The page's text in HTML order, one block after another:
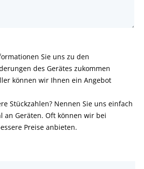
Sie uns zu den
des Gerätes zukommen
können wir Ihnen ein Angebot
Stückzahlen? Nennen Sie uns einfach
an Geräten. Oft können wir bei
Preise anbieten.